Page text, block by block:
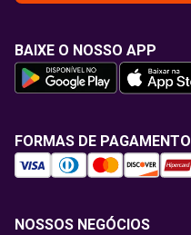
BAIXE O NOSSO APP
FORMAS DE PAGAMENTO
NOSSOS NEGÓCIOS